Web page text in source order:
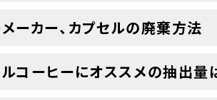
ーカー、カプセルの廃棄方法
コーヒーにオススメの抽出量